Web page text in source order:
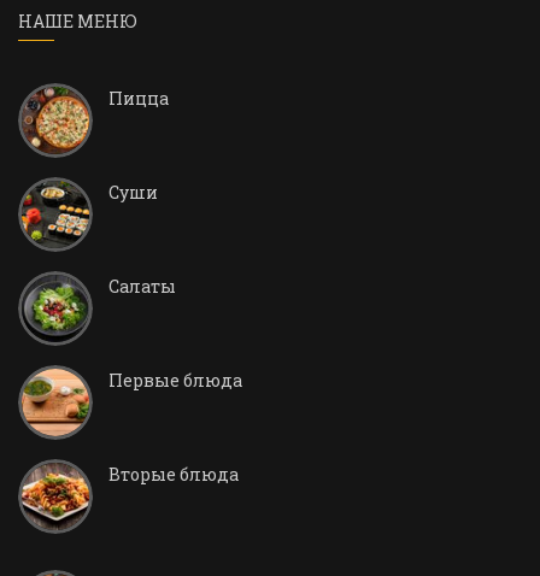
НАШЕ МЕНЮ
Пицца
Суши
Салаты
Первые блюда
Вторые блюда